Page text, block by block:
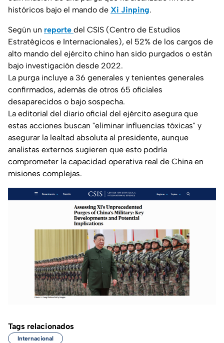
históricos bajo el mando de Xi Jinping.
Según un reporte del CSIS (Centro de Estudios
Estratégicos e Internacionales), el 52% de los cargos de
alto mando del ejército chino han sido purgados o están
bajo investigación desde 2022.
La purga incluye a 36 generales y tenientes generales
confirmados, además de otros 65 oficiales
desaparecidos o bajo sospecha.
La editorial del diario oficial del ejército asegura que
estas acciones buscan "eliminar influencias tóxicas" y
asegurar la lealtad absoluta al presidente, aunque
analistas externos sugieren que esto podría
comprometer la capacidad operativa real de China en
misiones complejas.
Tags relacionados
Internacional